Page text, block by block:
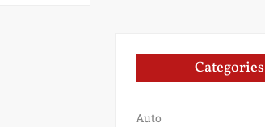
Categories
Auto